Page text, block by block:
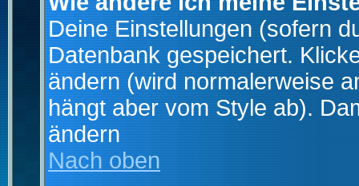
Deine Einstellungen (sofern
Datenbank gespeichert.
ändern (wird normalerweise
hängt aber vom Style ab).
ändern
Nach oben